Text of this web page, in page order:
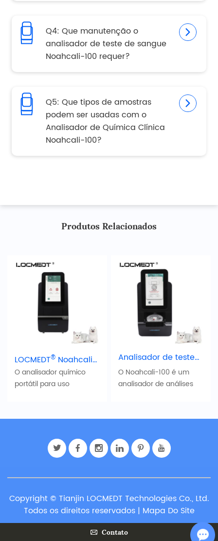
Q4: Que manutenção o
analisador de teste de sangue
Noahcali-100 requer?
Q5: Que tipos de amostras
podem ser usadas com o
Analisador de Química Clínica
Noahcali-100?
Produtos Relacionados
LOCMEDT® Noahcali-100 Portátil Analisador Químico Veterinário
O analisador químico
portátil para uso
automatizado para
animal oferece
resultados de alta
100 μL de sangue total,
Analisador de testes de Química do Sangue de Benchtop Pet
O Noahcali-100 é um
analisador de análises
fluídica. O dispositivo
electrólito e o teste de
gases sanguíneos,
fiáveis e precisos de
sangue total, soro, ou
plasma.
Copyright © Tianjin LOCMEDT Technologies Co., Ltd.
Todos os direitos reservados | Mapa Do Site
Contato